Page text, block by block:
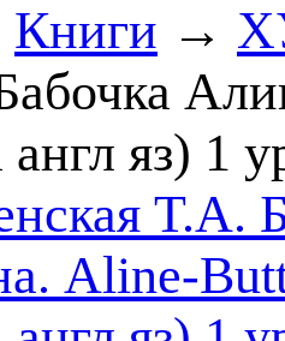
Книги →
яз) 1